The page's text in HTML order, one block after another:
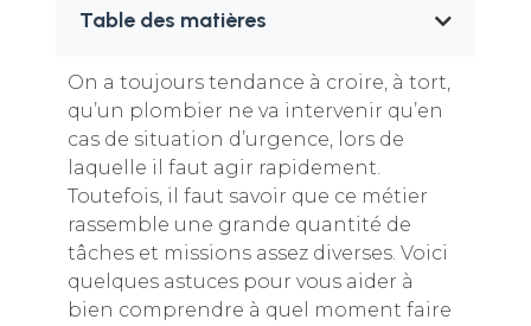
Table des matières
On a toujours tendance à croire, à tort,
qu’un plombier ne va intervenir qu’en
cas de situation d’urgence, lors de
laquelle il faut agir rapidement.
Toutefois, il faut savoir que ce métier
rassemble une grande quantité de
tâches et missions assez diverses. Voici
quelques astuces pour vous aider à
bien comprendre à quel moment faire